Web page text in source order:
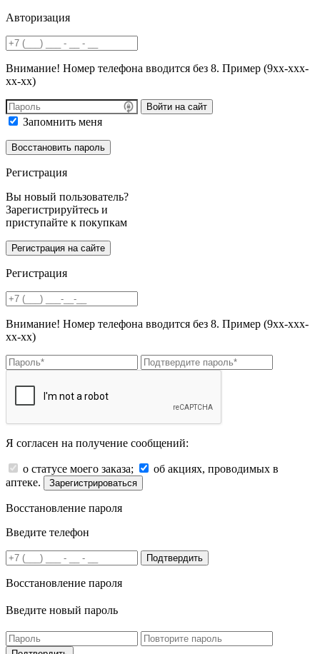
Авторизация
Внимание! Номер телефона вводится без 8. Пример (9хх-ххх-
хх-хх)
Войти на сайт
Запомнить меня
Регистрация
Вы новый пользователь?
Зарегистрируйтесь и
приступайте к покупкам
Регистрация
Внимание! Номер телефона вводится без 8. Пример (9хх-ххх-
хх-хх)
Я согласен на получение сообщений:
о статусе моего заказа;
об акциях, проводимых в
аптеке.
Зарегистрироваться
Восстановление пароля
Введите телефон
Подтвердить
Восстановление пароля
Введите новый пароль